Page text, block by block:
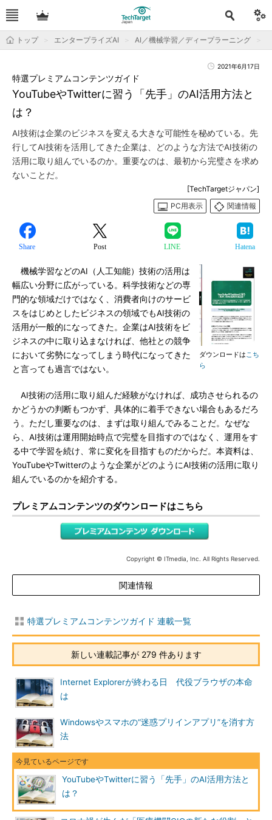
トップ エンタープライズAI AI／機械学習／ディープラーニング
2021年6月17日
YouTubeやTwitterに習う「先手」のAI活用方法と
は？
特選プレミアムコンテンツガイド
AI技術は企業のビジネスを変える大きな可能性を秘めている。先
行してAI技術を活用してきた企業は、どのような方法でAI技術の
活用に取り組んでいるのか。重要なのは、最初から完璧さを求め
ないことだ。
[TechTargetジャパン]
PC用表示
関連情報
Share Post LINE Hatena
ダウンロードはこち
ら
機械学習などのAI（人工知能）技術の活用は
幅広い分野に広がっている。科学技術などの専
門的な領域だけではなく、消費者向けのサービ
スをはじめとしたビジネスの領域でもAI技術の
活用が一般的になってきた。企業はAI技術をビ
ジネスの中に取り込まなければ、他社との競争
において劣勢になってしまう時代になってきた
と言っても過言ではない。
AI技術の活用に取り組んだ経験がなければ、成功させられるの
かどうかの判断もつかず、具体的に着手できない場合もあるだろ
う。ただし重要なのは、まずは取り組んでみることだ。なぜな
ら、AI技術は運用開始時点で完璧を目指すのではなく、運用をす
る中で学習を続け、常に変化を目指すものだからだ。本資料は、
YouTubeやTwitterのような企業がどのようにAI技術の活用に取り
組んでいるのかを紹介する。
プレミアムコンテンツのダウンロードはこちら
Copyright © ITmedia, Inc. All Rights Reserved.
関連情報
特選プレミアムコンテンツガイド 連載一覧
新しい連載記事が 279 件あります
Internet Explorerが終わる日 代役ブラウザの本命
は
Windowsやスマホの“迷惑プリインアプリ”を消す方
法
YouTubeやTwitterに習う「先手」のAI活用方法と
は？